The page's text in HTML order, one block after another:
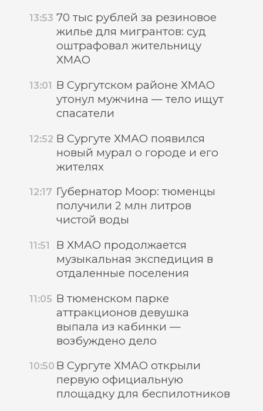
13:53 70 тыс рублей за резиновое
жилье для мигрантов: суд
оштрафовал жительницу
ХМАО
13:01 В Сургутском районе ХМАО
утонул мужчина — тело ищут
спасатели
12:52 В Сургуте ХМАО появился
новый мурал о городе и его
жителях
12:17 Губернатор Моор: тюменцы
получили 2 млн литров
чистой воды
11:51
В ХМАО продолжается
музыкальная экспедиция в
отдаленные поселения
11:05 В тюменском парке
аттракционов девушка
выпала из кабинки —
возбуждено дело
10:50 В Сургуте ХМАО открыли
первую официальную
площадку для беспилотников